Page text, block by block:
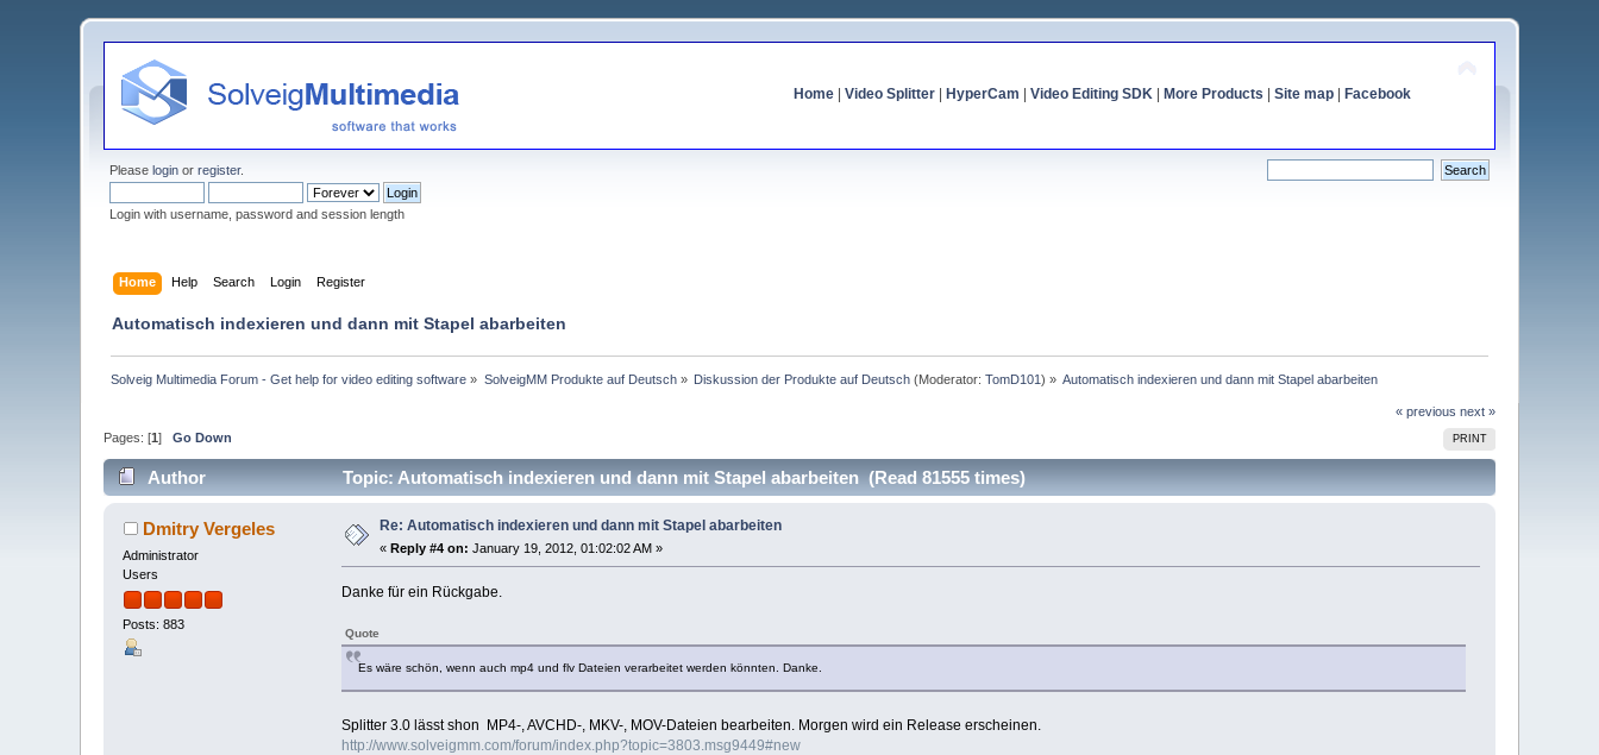
Home| Video Splitter| HyperCam Video Editing SDK| More Products Site map| Facebook
Pleaselogin orregister.
Login with username, password and session length
Home Help Search Login Register
Automatisch indexieren und dann mit Stapel abarbeiten
Solveig Multimedia Forum - Get help for video editing software » SolveigMM Produkte auf Deutsch» Diskussion der Produkte auf Deutsch (Moderator:TomD101) » Automatisch indexieren und dann mit Stapel abarbeiten
« previous next »
PRINT
Pages: [1]Go Down
Author Topic: Automatisch indexieren und dann mit Stapel abarbeiten (Read 81555 times)
Dmitry Vergeles
Administrator
Users
Posts: 883
Re: Automatisch indexieren und dann mit Stapel abarbeiten
«Reply #4 on: January 19, 2012, 01:02:02 AM »
Danke für ein Rückgabe.
Quote
Es wäre schön, wenn auch mp4 und flv Dateien verarbeitet werden könnten. Danke.
Splitter 3.0 lässt shon MP4-, AVCHD-, MKV-, MOV-Dateien bearbeiten. Morgen wird ein Release erscheinen.
http://www.solveigmm.com/forum/index.php?topic=3803.msg9449#new